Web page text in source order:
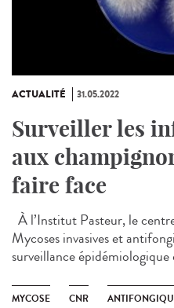
ACTUALITÉ 31.05.2022
Surveiller les
aux
faire face
À l’Institut Pasteur, le
Mycoses invasives et
surveillance épidémiologique
MYCOSE CNR